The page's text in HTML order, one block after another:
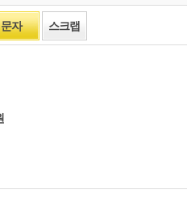
문자 스크랩